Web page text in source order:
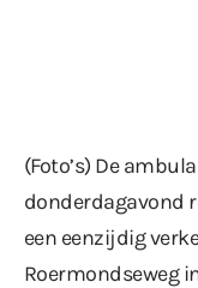
(Foto’s) De
donderdagavond
een eenzijdig
Roermondseweg